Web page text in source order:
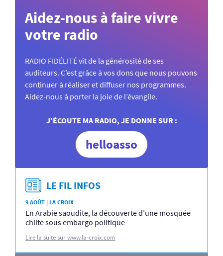
Aidez-nous à faire vivre
votre radio
RADIO FIDÉLITÉ vit de la générosité de ses
auditeurs. C’est grâce à vos dons que nous pouvons
continuer à réaliser et diffuser nos programmes.
Aidez-nous à porter la joie de l’évangile.
J’ÉCOUTE MA RADIO, JE DONNE SUR :
helloasso
LE FIL INFOS
9 AOÛT | LA CROIX
En Arabie saoudite, la découverte d’une mosquée
chiite sous embargo politique
Lire la suite sur www.la-croix.com